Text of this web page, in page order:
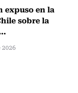
expuso en la
sobre la